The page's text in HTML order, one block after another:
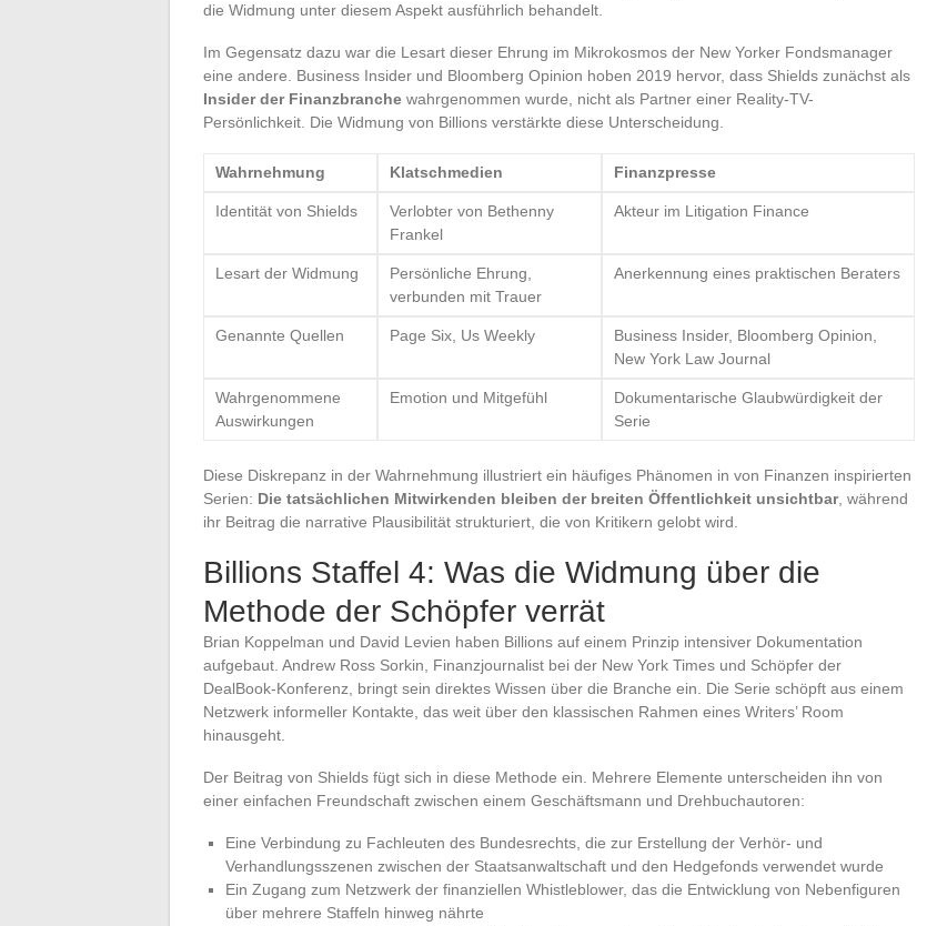
die Widmung unter diesem Aspekt ausführlich behandelt.
Im Gegensatz dazu war die Lesart dieser Ehrung im Mikrokosmos der New Yorker Fondsmanager
eine andere. Business Insider und Bloomberg Opinion hoben 2019 hervor, dass Shields zunächst als
Insider der Finanzbranche wahrgenommen wurde, nicht als Partner einer Reality-TV-
Persönlichkeit. Die Widmung von Billions verstärkte diese Unterscheidung.
Wahrnehmung Klatschmedien Finanzpresse
Identität von Shields
Verlobter von Bethenny
Frankel
Akteur im Litigation Finance
Lesart der Widmung
Persönliche Ehrung,
verbunden mit Trauer
Anerkennung eines praktischen Beraters
Genannte Quellen Page Six, Us Weekly
Business Insider, Bloomberg Opinion,
New York Law Journal
Wahrgenommene
Auswirkungen
Emotion und Mitgefühl
Dokumentarische Glaubwürdigkeit der
Serie
Diese Diskrepanz in der Wahrnehmung illustriert ein häufiges Phänomen in von Finanzen inspirierten
Serien: Die tatsächlichen Mitwirkenden bleiben der breiten Öffentlichkeit unsichtbar, während
ihr Beitrag die narrative Plausibilität strukturiert, die von Kritikern gelobt wird.
Billions Staffel 4: Was die Widmung über die
Methode der Schöpfer verrät
Brian Koppelman und David Levien haben Billions auf einem Prinzip intensiver Dokumentation
aufgebaut. Andrew Ross Sorkin, Finanzjournalist bei der New York Times und Schöpfer der
DealBook-Konferenz, bringt sein direktes Wissen über die Branche ein. Die Serie schöpft aus einem
Netzwerk informeller Kontakte, das weit über den klassischen Rahmen eines Writers’ Room
hinausgeht.
Der Beitrag von Shields fügt sich in diese Methode ein. Mehrere Elemente unterscheiden ihn von
einer einfachen Freundschaft zwischen einem Geschäftsmann und Drehbuchautoren:
Eine Verbindung zu Fachleuten des Bundesrechts, die zur Erstellung der Verhör- und
Verhandlungsszenen zwischen der Staatsanwaltschaft und den Hedgefonds verwendet wurde
Ein Zugang zum Netzwerk der finanziellen Whistleblower, das die Entwicklung von Nebenfiguren
über mehrere Staffeln hinweg nährte